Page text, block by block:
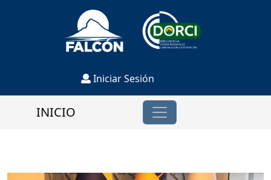
Iniciar Sesión
INICIO